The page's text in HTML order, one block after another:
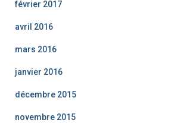
février 2017
avril 2016
mars 2016
janvier 2016
décembre 2015
novembre 2015